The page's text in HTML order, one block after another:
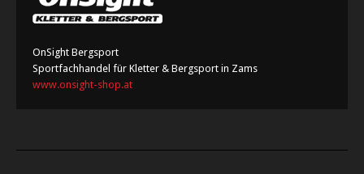
OnSight Bergsport
Sportfachhandel für Kletter & Bergsport in Zams
www.onsight-shop.at